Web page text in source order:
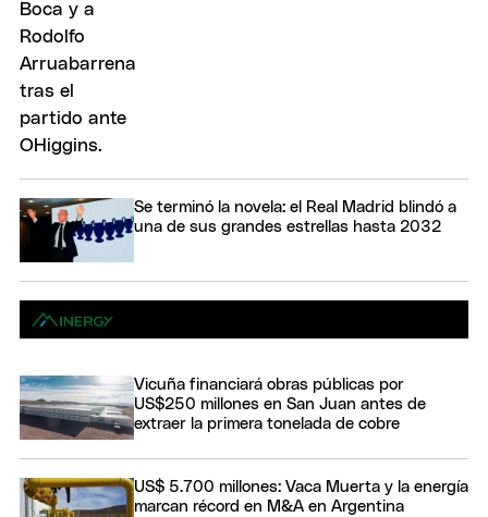
Se terminó la novela: el Real Madrid blindó a
una de sus grandes estrellas hasta 2032
Vicuña financiará obras públicas por
US$250 millones en San Juan antes de
extraer la primera tonelada de cobre
US$ 5.700 millones: Vaca Muerta y la energía
marcan récord en M&A en Argentina